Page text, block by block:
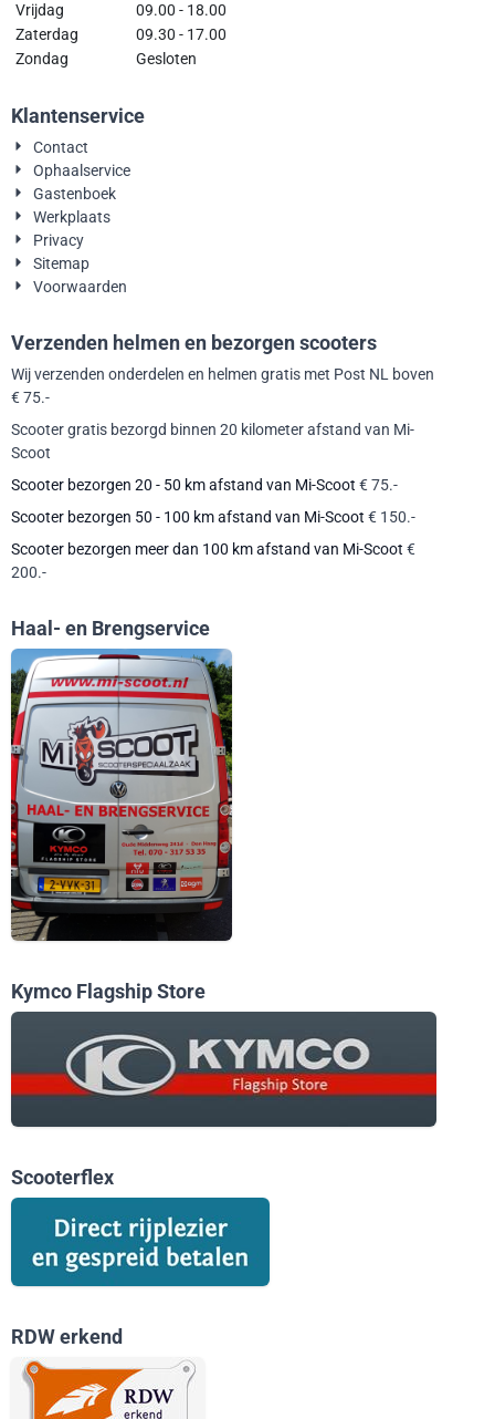
Vrijdag
09.00 - 18.00
Zaterdag
09.30 - 17.00
Zondag
Gesloten
Klantenservice
Contact
Ophaalservice
Gastenboek
Werkplaats
Privacy
Sitemap
Voorwaarden
Verzenden helmen en bezorgen scooters
Wij verzenden onderdelen en helmen gratis met Post NL boven
€ 75.-
Scooter gratis bezorgd binnen 20 kilometer afstand van Mi-
Scoot
Scooter bezorgen 20 - 50 km afstand van Mi-Scoot € 75.-
Scooter bezorgen 50 - 100 km afstand van Mi-Scoot € 150.-
Scooter bezorgen meer dan 100 km afstand van Mi-Scoot €
200.-
Haal- en Brengservice
Kymco Flagship Store
Scooterflex
RDW erkend